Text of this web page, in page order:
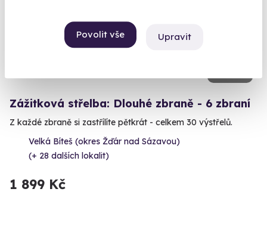
Povolit vše Upravit
Zážitková střelba: Dlouhé zbraně - 6 zbraní
Z každé zbraně si zastřílíte pětkrát - celkem 30 výstřelů.
Velká Bíteš (okres Žďár nad Sázavou)
(+ 28 dalších lokalit)
1 899 Kč